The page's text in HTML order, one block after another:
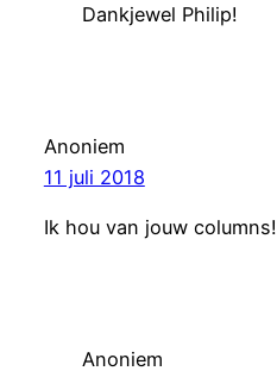
Dankjewel Philip!
Anoniem
11 juli 2018
Ik hou van jouw columns!
Anoniem